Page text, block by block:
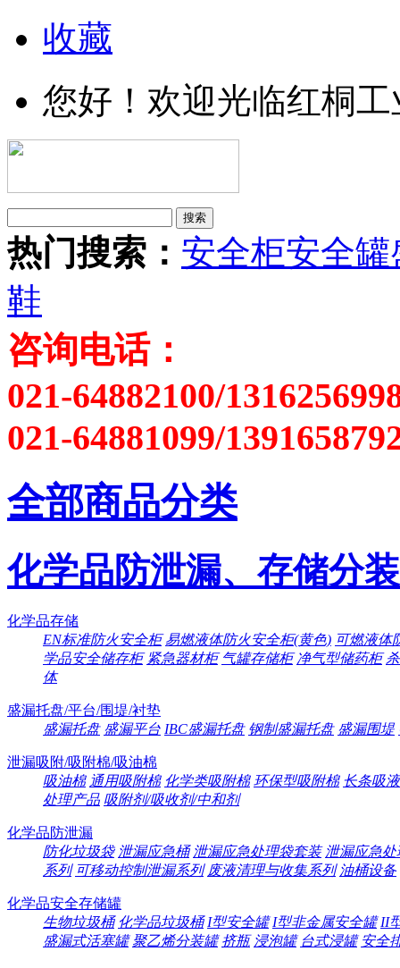
收藏
您好！欢迎光临红桐
热门搜索： 安全柜安全罐
鞋
咨询电话：
021-64882100/
021-64881099/
全部商品分类
化学品防泄漏、存储分装
化学品存储
EN标准防火安全柜 易燃液体防火安全柜(黄色) 可燃液体
学品安全储存柜 紧急器材柜 气罐存储柜 净气型储药柜
体
盛漏托盘/平台/围堤/衬垫
盛漏托盘 盛漏平台 IBC盛漏托盘 钢制盛漏托盘 盛漏围堤
泄漏吸附/吸附棉/吸油棉
吸油棉 通用吸附棉 化学类吸附棉 环保型吸附棉 长条吸
处理产品 吸附剂/吸收剂/中和剂
化学品防泄漏
防化垃圾袋 泄漏应急桶 泄漏应急处理袋套装 泄漏应急
系列 可移动控制泄漏系列 废液清理与收集系列 油桶设备
化学品安全存储罐
生物垃圾桶 化学品垃圾桶 I型安全罐 I型非金属安全罐 II
盛漏式活塞罐 聚乙烯分装罐 挤瓶 浸泡罐 台式浸罐 安全